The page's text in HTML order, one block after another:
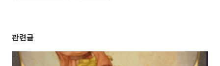
관련글